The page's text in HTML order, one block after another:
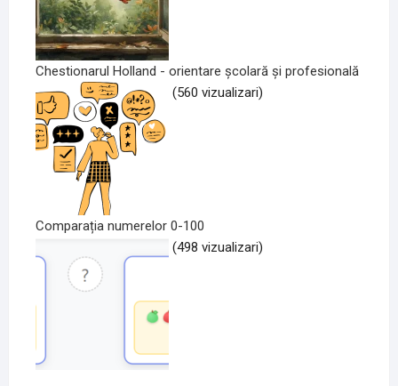
Chestionarul Holland - orientare școlară și profesională
(560 vizualizari)
Comparația numerelor 0-100
(498 vizualizari)